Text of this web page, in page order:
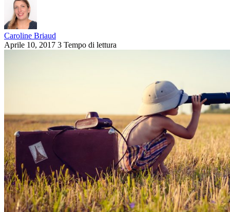
Caroline Briaud
Aprile 10, 2017 3 Tempo di lettura